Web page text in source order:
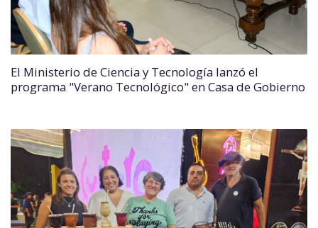
El Ministerio de Ciencia y Tecnología lanzó el
programa "Verano Tecnológico" en Casa de Gobierno